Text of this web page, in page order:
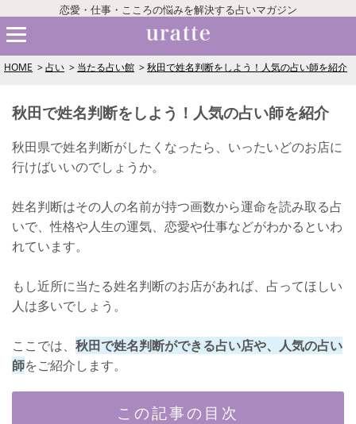
恋愛・仕事・こころの悩みを解決する占いマガジン
HOME 占い 当たる占い館 秋田で姓名判断をしよう！人気の占い師を紹介
秋田で姓名判断をしよう！人気の占い師を紹介
秋田県で姓名判断がしたくなったら、いったいどのお店に
行けばいいのでしょうか。
姓名判断はその人の名前が持つ画数から運命を読み取る占
いで、性格や人生の運気、恋愛や仕事などがわかるといわ
れています。
もし近所に当たる姓名判断のお店があれば、占ってほしい
人は多いでしょう。
ここでは、 秋田で姓名判断ができる占い店や、人気の占い
師をご紹介します。
この記事の目次